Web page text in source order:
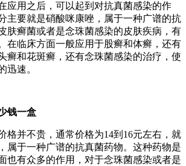
应用之后，可以起到对抗真菌感染的作
主要就是硝酸咪康唑，属于一种广谱的抗
肤癣菌或者是念珠菌感染的皮肤疾病，有
在临床方面一般应用于股癣和体癣，还有
癣和花斑癣，还有念珠菌感染的治疗，使
迅速。
钱一盒
格并不贵，通常价格为14到16元左右，就
属于一种广谱的抗真菌药物。这种药物是
也有众多的作用，对于念珠菌感染或者是